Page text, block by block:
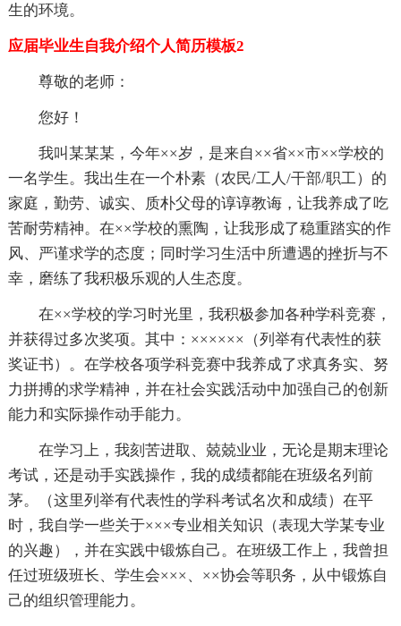
生的环境。
应届毕业生自我介绍个人简历模板2
尊敬的老师：
您好！
我叫某某某，今年××岁，是来自××省××市××学校的
一名学生。我出生在一个朴素（农民/工人/干部/职工）的
家庭，勤劳、诚实、质朴父母的谆谆教诲，让我养成了吃
苦耐劳精神。在××学校的熏陶，让我形成了稳重踏实的作
风、严谨求学的态度；同时学习生活中所遭遇的挫折与不
幸，磨练了我积极乐观的人生态度。
在××学校的学习时光里，我积极参加各种学科竞赛，
并获得过多次奖项。其中：××××××（列举有代表性的获
奖证书）。在学校各项学科竞赛中我养成了求真务实、努
力拼搏的求学精神，并在社会实践活动中加强自己的创新
能力和实际操作动手能力。
在学习上，我刻苦进取、兢兢业业，无论是期末理论
考试，还是动手实践操作，我的成绩都能在班级名列前
茅。（这里列举有代表性的学科考试名次和成绩）在平
时，我自学一些关于×××专业相关知识（表现大学某专业
的兴趣），并在实践中锻炼自己。在班级工作上，我曾担
任过班级班长、学生会×××、××协会等职务，从中锻炼自
己的组织管理能力。